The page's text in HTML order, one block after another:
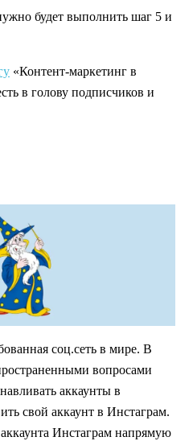
будет выполнить шаг 5 и
«Контент-маркетинг в
в голову подписчиков и
соц.сеть в мире. В
вопросами
аккаунты в
свой аккаунт в Инстаграм.
Инстаграм напрямую